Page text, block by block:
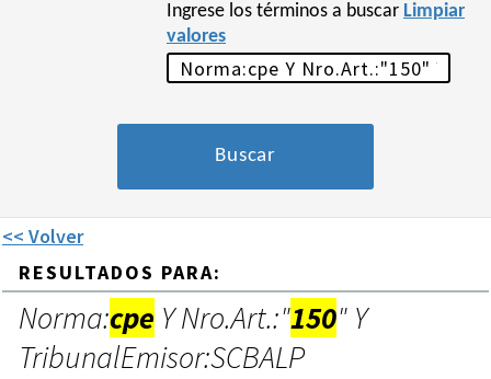
Ingrese los términos a buscar Limpiar
valores
<< Volver
RESULTADOS PARA:
Norma:cpe Y Nro.Art.:"150" Y
TribunalEmisor:SCBALP